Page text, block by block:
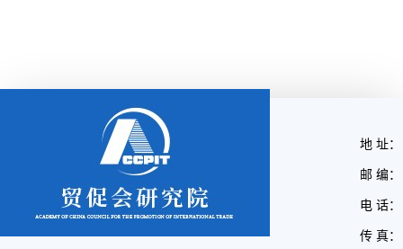
地 址
邮 编：
电 话：
传 真：